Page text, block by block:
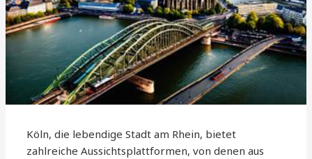
Köln, die lebendige Stadt am Rhein, bietet
zahlreiche Aussichtsplattformen, von denen aus